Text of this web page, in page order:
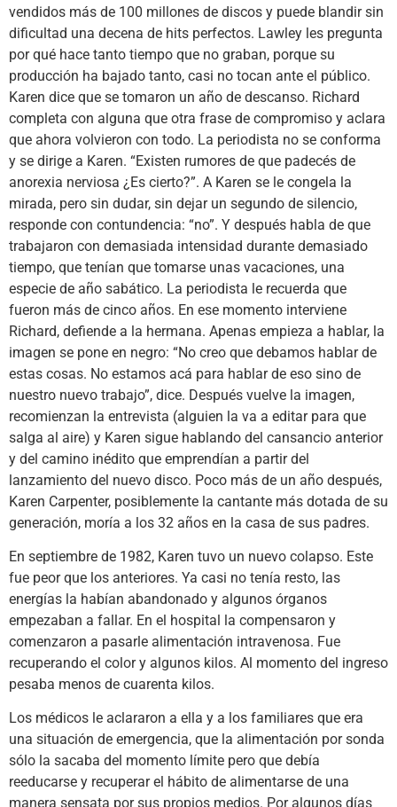
vendidos más de 100 millones de discos y puede blandir sin
dificultad una decena de hits perfectos. Lawley les pregunta
por qué hace tanto tiempo que no graban, porque su
producción ha bajado tanto, casi no tocan ante el público.
Karen dice que se tomaron un año de descanso. Richard
completa con alguna que otra frase de compromiso y aclara
que ahora volvieron con todo. La periodista no se conforma
y se dirige a Karen. “Existen rumores de que padecés de
anorexia nerviosa ¿Es cierto?”. A Karen se le congela la
mirada, pero sin dudar, sin dejar un segundo de silencio,
responde con contundencia: “no”. Y después habla de que
trabajaron con demasiada intensidad durante demasiado
tiempo, que tenían que tomarse unas vacaciones, una
especie de año sabático. La periodista le recuerda que
fueron más de cinco años. En ese momento interviene
Richard, defiende a la hermana. Apenas empieza a hablar, la
imagen se pone en negro: “No creo que debamos hablar de
estas cosas. No estamos acá para hablar de eso sino de
nuestro nuevo trabajo”, dice. Después vuelve la imagen,
recomienzan la entrevista (alguien la va a editar para que
salga al aire) y Karen sigue hablando del cansancio anterior
y del camino inédito que emprendían a partir del
lanzamiento del nuevo disco. Poco más de un año después,
Karen Carpenter, posiblemente la cantante más dotada de su
generación, moría a los 32 años en la casa de sus padres.
En septiembre de 1982, Karen tuvo un nuevo colapso. Este
fue peor que los anteriores. Ya casi no tenía resto, las
energías la habían abandonado y algunos órganos
empezaban a fallar. En el hospital la compensaron y
comenzaron a pasarle alimentación intravenosa. Fue
recuperando el color y algunos kilos. Al momento del ingreso
pesaba menos de cuarenta kilos.
Los médicos le aclararon a ella y a los familiares que era
una situación de emergencia, que la alimentación por sonda
sólo la sacaba del momento límite pero que debía
reeducarse y recuperar el hábito de alimentarse de una
manera sensata por sus propios medios. Por algunos días